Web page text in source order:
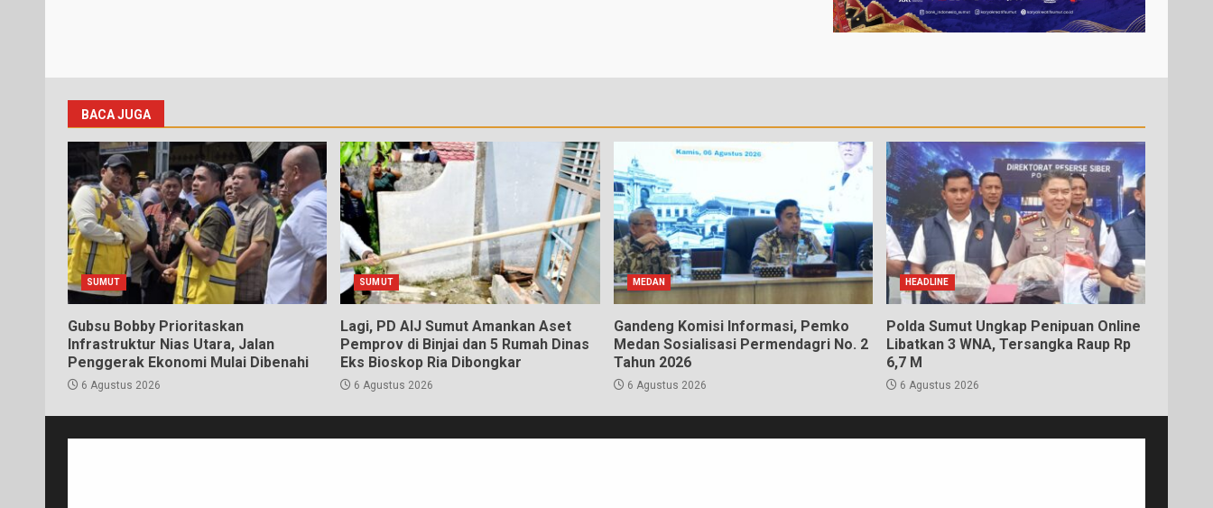
BACA JUGA
SUMUT
Gubsu Bobby Prioritaskan
Infrastruktur Nias Utara, Jalan
Penggerak Ekonomi Mulai Dibenahi
6 Agustus 2026
SUMUT
Lagi, PD AIJ Sumut Amankan Aset
Pemprov di Binjai dan 5 Rumah Dinas
Eks Bioskop Ria Dibongkar
6 Agustus 2026
MEDAN
Gandeng Komisi Informasi, Pemko
Medan Sosialisasi Permendagri No. 2
Tahun 2026
6 Agustus 2026
HEADLINE
Polda Sumut Ungkap Penipuan Online
Libatkan 3 WNA, Tersangka Raup Rp
6,7 M
6 Agustus 2026